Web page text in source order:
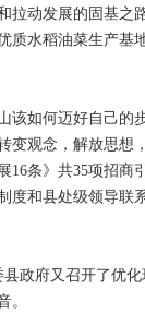
拉动发展的固基之
质水稻油菜生产
如何迈好自己的步
变观念，解放思想
16条》共35项招
度和县处级领导
府又召开了优化
。